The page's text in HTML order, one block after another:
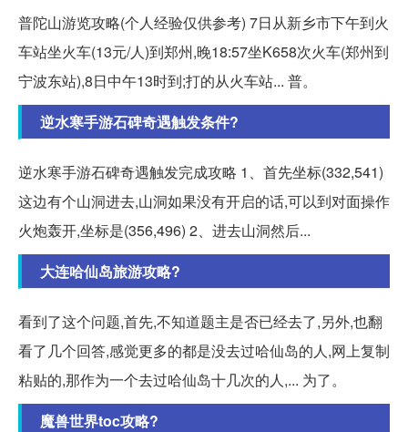
普陀山游览攻略(个人经验仅供参考) 7日从新乡市下午到火
车站坐火车(13元/人)到郑州,晚18:57坐K658次火车(郑州到
宁波东站),8日中午13时到;打的从火车站... 普。
逆水寒手游石碑奇遇触发条件?
逆水寒手游石碑奇遇触发完成攻略 1、首先坐标(332,541)
这边有个山洞进去,山洞如果没有开启的话,可以到对面操作
火炮轰开,坐标是(356,496) 2、进去山洞然后...
大连哈仙岛旅游攻略?
看到了这个问题,首先,不知道题主是否已经去了,另外,也翻
看了几个回答,感觉更多的都是没去过哈仙岛的人,网上复制
粘贴的,那作为一个去过哈仙岛十几次的人,... 为了。
魔兽世界toc攻略?